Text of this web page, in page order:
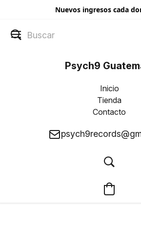
Nuevos ingresos cada
Psych9
Inicio
Tienda
Contacto